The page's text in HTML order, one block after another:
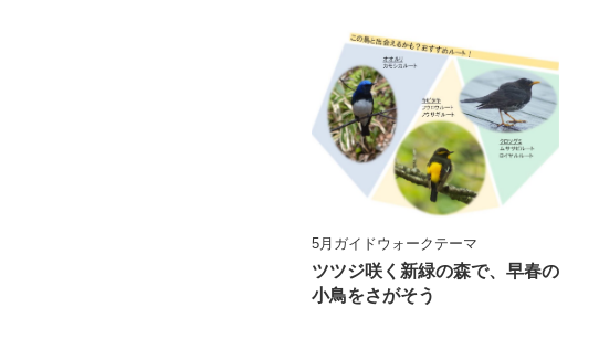
5月ガイドウォークテーマ
ツツジ咲く新緑の森で、早春の
小鳥をさがそう